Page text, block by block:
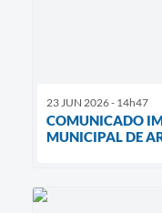
23 JUN 2026 - 14h47
COMUNICADO
MUNICIPAL DE